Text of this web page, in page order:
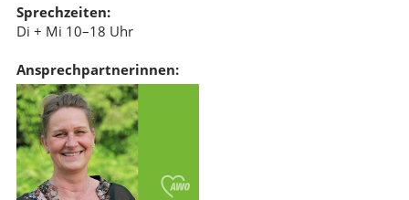
Sprechzeiten:
Di + Mi 10–18 Uhr
Ansprechpartnerinnen: